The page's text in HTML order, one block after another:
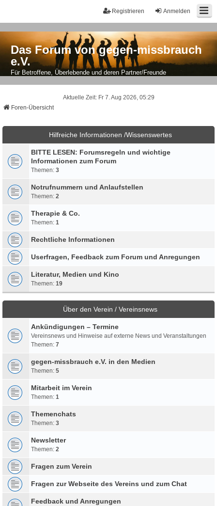
Anmelden
Registrieren
Das Forum von gegen-missbrauch
e.V.
Für Betroffene, Überlebende und deren Partner/Freunde
Aktuelle Zeit: Fr 7. Aug 2026, 05:29
Foren-Übersicht
Hilfreiche Informationen /Wissenswertes
BITTE LESEN: Forumsregeln und wichtige
Informationen zum Forum
Themen: 3
Notrufnummern und Anlaufstellen
Themen: 2
Therapie & Co.
Themen: 1
Rechtliche Informationen
Userfragen, Feedback zum Forum und Anregungen
Literatur, Medien und Kino
Themen: 19
Über den Verein / Vereinsnews
Ankündigungen – Termine
Vereinsnews und Hinweise auf externe News und Veranstaltungen
Themen: 7
gegen-missbrauch e.V. in den Medien
Themen: 5
Mitarbeit im Verein
Themen: 1
Themenchats
Themen: 3
Newsletter
Themen: 2
Fragen zum Verein
Fragen zur Webseite des Vereins und zum Chat
Feedback und Anregungen